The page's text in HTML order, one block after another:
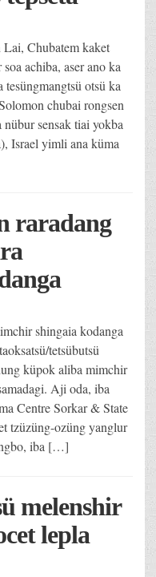
Lai, Chubatem kaket
achiba, aser ano ka
tesüngmangtsü otsü ka
chubai rongsen
nübur sensak tiai yokba
Israel yimli ana küma
raradang
shingaia kodanga
tetsübutsü
küpok aliba mimchir
Aji oda, iba
Centre Sorkar & State
tzüzüng-ozüng yanglur
iba […]
melenshir
lepla